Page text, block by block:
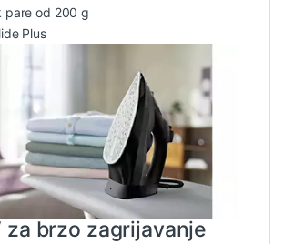
pare od 200 g
Plus
za brzo zagrijavanje